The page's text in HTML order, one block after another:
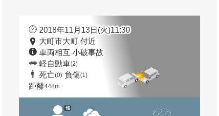
2018年11月13日(火)11:30
大町市大町 付近
車両相互 小破事故
軽自動車(2)
死亡(0) 負傷(1)
距離448m
他